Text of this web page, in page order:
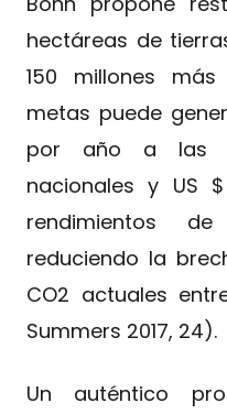
hectáreas de
150 millones
metas puede
por año a las
nacionales y US
rendimientos
reduciendo la
CO2 actuales
Summers 2017, 24).
Un auténtico